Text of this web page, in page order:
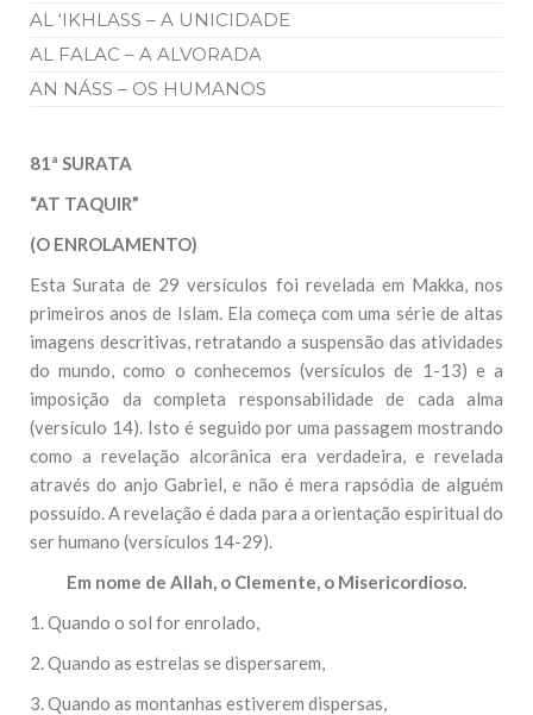
AL ‘IKHLASS – A UNICIDADE
AL FALAC – A ALVORADA
AN NÁSS – OS HUMANOS
81ª SURATA
“AT TAQUIR”
(O ENROLAMENTO)
Esta Surata de 29 versículos foi revelada em Makka, nos
primeiros anos de Islam. Ela começa com uma série de altas
imagens descritivas, retratando a suspensão das atividades
do mundo, como o conhecemos (versículos de 1-13) e a
imposição da completa responsabilidade de cada alma
(versículo 14). Isto é seguido por uma passagem mostrando
como a revelação alcorânica era verdadeira, e revelada
através do anjo Gabriel, e não é mera rapsódia de alguém
possuído. A revelação é dada para a orientação espiritual do
ser humano (versículos 14-29).
Em nome de Allah, o Clemente, o Misericordioso.
1. Quando o sol for enrolado,
2. Quando as estrelas se dispersarem,
3. Quando as montanhas estiverem dispersas,